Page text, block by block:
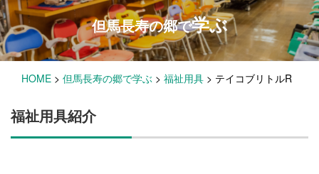
学 ぶ(健康福祉)
泊まる(宿泊)
施設・料金
但馬長寿の郷で学ぶ
HOME > 但馬長寿の郷で学ぶ > 福祉用具 > テイコブリトルR
福祉用具紹介